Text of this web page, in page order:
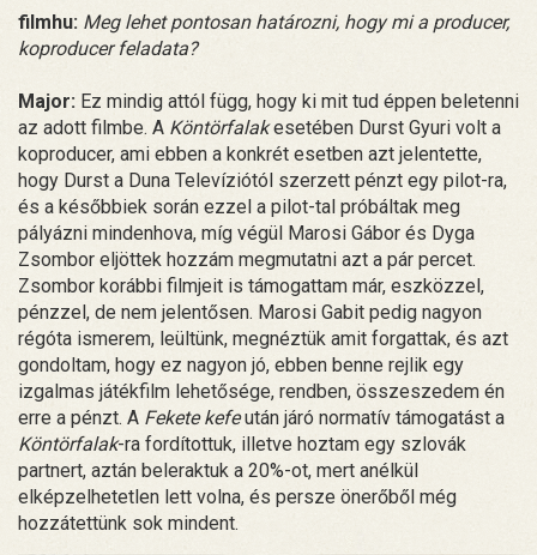
filmhu: Meg lehet pontosan határozni, hogy mi a producer,
koproducer feladata?
Major: Ez mindig attól függ, hogy ki mit tud éppen beletenni
az adott filmbe. A Köntörfalakesetében Durst Gyuri volt a
koproducer, ami ebben a konkrét esetben azt jelentette,
hogy Durst a Duna Televíziótól szerzett pénzt egy pilot-ra,
és a későbbiek során ezzel a pilot-tal próbáltak meg
pályázni mindenhova, míg végül Marosi Gábor és Dyga
Zsombor eljöttek hozzám megmutatni azt a pár percet.
Zsombor korábbi filmjeit is támogattam már, eszközzel,
pénzzel, de nem jelentősen. Marosi Gabit pedig nagyon
régóta ismerem, leültünk, megnéztük amit forgattak, és azt
gondoltam, hogy ez nagyon jó, ebben benne rejlik egy
izgalmas játékfilm lehetősége, rendben, összeszedem én
erre a pénzt. A Fekete kefeután járó normatív támogatást a
Köntörfalak-ra fordítottuk, illetve hoztam egy szlovák
partnert, aztán beleraktuk a 20%-ot, mert anélkül
elképzelhetetlen lett volna, és persze önerőből még
hozzátettünk sok mindent.